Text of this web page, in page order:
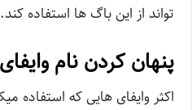
تواند از این باگ ها استفاده کند.
پنهان کردن نام وایفای
اکثر وایفای هایی که